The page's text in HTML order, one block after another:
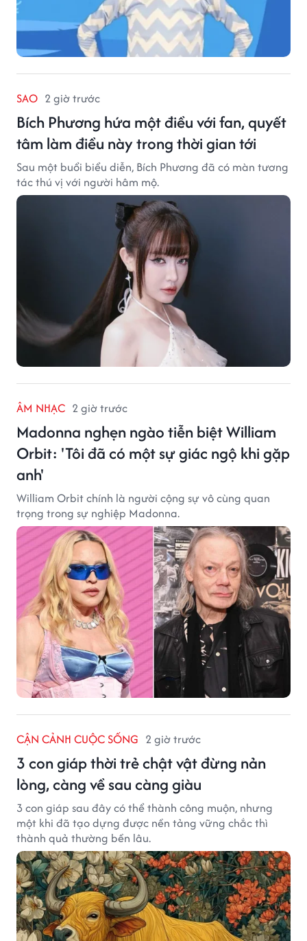
SAO 2 giờ trước
Bích Phương hứa một điều với fan, quyết
tâm làm điều này trong thời gian tới
Sau một buổi biểu diễn, Bích Phương đã có màn tương
tác thú vị với người hâm mộ.
ÂM NHẠC 2 giờ trước
Madonna nghẹn ngào tiễn biệt William
Orbit: 'Tôi đã có một sự giác ngộ khi gặp
anh'
William Orbit chính là người cộng sự vô cùng quan
trọng trong sự nghiệp Madonna.
CẬN CẢNH CUỘC SỐNG 2 giờ trước
3 con giáp thời trẻ chật vật đừng nản
lòng, càng về sau càng giàu
3 con giáp sau đây có thể thành công muộn, nhưng
một khi đã tạo dựng được nền tảng vững chắc thì
thành quả thường bền lâu.